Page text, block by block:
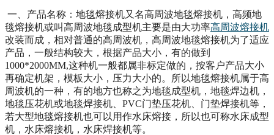
一、产品名称：地毯熔接机又名高周波地毯熔接机，高频地
毯熔接机或叫高周波地毯成型机主要是由大功率高周波熔接机
改装而成，相对普通的高周波机，高周波地毯熔接机为了适应
产品，一般结构较大，根据产品大小，有的做到
1000*2000MM,这种机一般都属非标定做的，按客户产品大小
再确定机架，模板大小，压力大小的。所以地毯熔接机属于高
周波机的一种，有的地方也称之为地毯成型机，地毯焊边机，
地毯压花机或地毯焊接机、PVC门垫压花机、门垫焊接机等，
若大型地毯熔接机也可以用作水床熔接，所以也可称水床成型
机，水床熔接机，水床焊接机等。